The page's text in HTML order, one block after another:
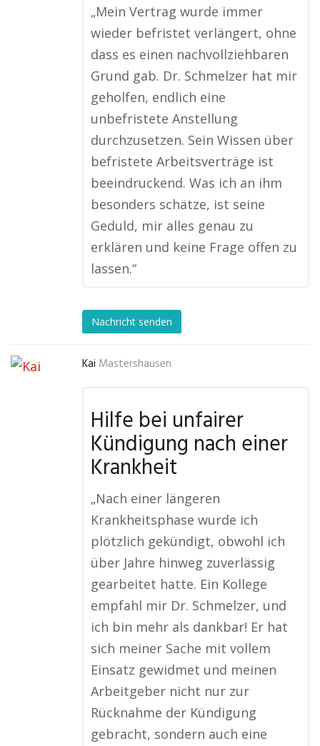
„Mein Vertrag wurde immer
wieder befristet verlängert, ohne
dass es einen nachvollziehbaren
Grund gab. Dr. Schmelzer hat mir
geholfen, endlich eine
unbefristete Anstellung
durchzusetzen. Sein Wissen über
befristete Arbeitsverträge ist
beeindruckend. Was ich an ihm
besonders schätze, ist seine
Geduld, mir alles genau zu
erklären und keine Frage offen zu
lassen.“
Nachricht senden
Kai Mastershausen
Hilfe bei unfairer
Kündigung nach einer
Krankheit
„Nach einer längeren
Krankheitsphase wurde ich
plötzlich gekündigt, obwohl ich
über Jahre hinweg zuverlässig
gearbeitet hatte. Ein Kollege
empfahl mir Dr. Schmelzer, und
ich bin mehr als dankbar! Er hat
sich meiner Sache mit vollem
Einsatz gewidmet und meinen
Arbeitgeber nicht nur zur
Rücknahme der Kündigung
gebracht, sondern auch eine